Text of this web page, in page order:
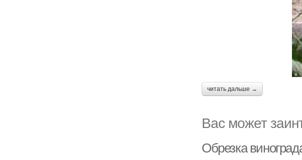
читать дальше →
Вас может
Обрезка